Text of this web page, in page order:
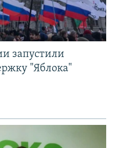
запустили
"Яблока"